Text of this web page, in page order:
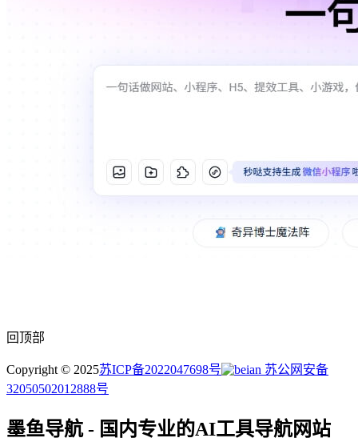
回顶部
Copyright © 2025苏ICP备2022047698号
苏公网安备
32050502012888号
墨鱼导航 - 国内专业的AI工具导航网站